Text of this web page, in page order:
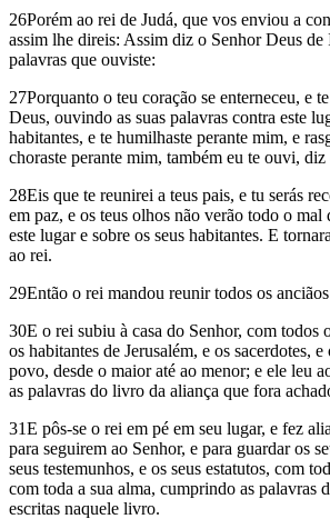
26Porém ao rei de Judá, que vos enviou a
assim lhe direis: Assim diz o Senhor Deus de
palavras que ouviste:
27Porquanto o teu coração se enterneceu, e
Deus, ouvindo as suas palavras contra este
habitantes, e te humilhaste perante mim, e
choraste perante mim, também eu te ouvi, diz
28Eis que te reunirei a teus pais, e tu serás
em paz, e os teus olhos não verão todo o mal
este lugar e sobre os seus habitantes. E
ao rei.
29Então o rei mandou reunir todos os
30E o rei subiu à casa do Senhor, com todos
os habitantes de Jerusalém, e os sacerdotes,
povo, desde o maior até ao menor; e ele leu
as palavras do livro da aliança que fora
31E pôs-se o rei em pé em seu lugar, e fez
para seguirem ao Senhor, e para guardar os
seus testemunhos, e os seus estatutos, com
com toda a sua alma, cumprindo as palavras
escritas naquele livro.